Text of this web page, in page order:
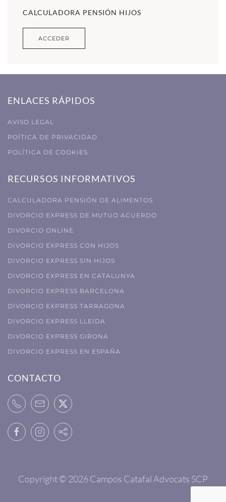
CALCULADORA PENSIÓN HIJOS
ACCEDER
ENLACES RÁPIDOS
AVISO LEGAL
POÍTICA DE PRIVACIDAD
POLÍTICA DE COOKIES
RECURSOS INFORMATIVOS
CALCULADORA PENSIÓN DE ALIMENTOS
DIVORCIO EXPRESS DE MUTUO ACUERDO
DIVORCIO ONLINE
DIVORCIO EXPRESS CON HIJOS
DIVORCIO EXPRESS SIN HIJOS
DIVORCIO EXPRESS EN CATALUNYA
DIVORCIO EXPRESS BARCELONA
DIVORCIO EXPRESS TARRAGONA
DIVORCIO EXPRESS LLEIDA
DIVORCIO EXPRESS GIRONA
DIVORCIO EXPRESS EN ESPAÑA
CONTACTO
Copyright © 2026 Campos Catafal Advocats SCP